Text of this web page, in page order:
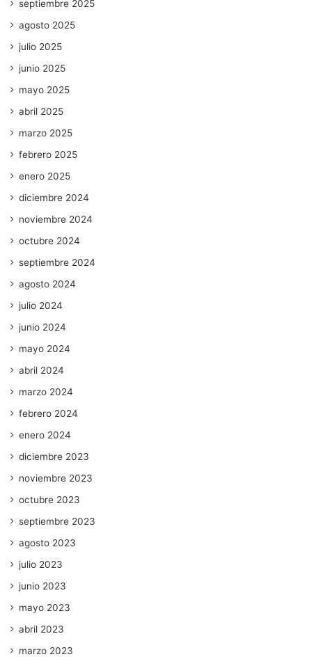
septiembre 2025
agosto 2025
julio 2025
junio 2025
mayo 2025
abril 2025
marzo 2025
febrero 2025
enero 2025
diciembre 2024
noviembre 2024
octubre 2024
septiembre 2024
agosto 2024
julio 2024
junio 2024
mayo 2024
abril 2024
marzo 2024
febrero 2024
enero 2024
diciembre 2023
noviembre 2023
octubre 2023
septiembre 2023
agosto 2023
julio 2023
junio 2023
mayo 2023
abril 2023
marzo 2023